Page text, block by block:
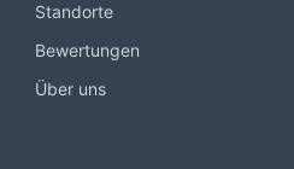
Standorte
Bewertungen
Über uns